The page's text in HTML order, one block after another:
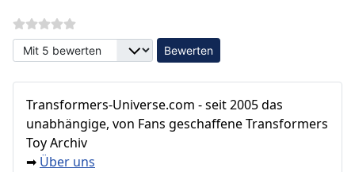
Bitte bewerten
Transformers‑Universe.com - seit 2005 das
unabhängige, von Fans geschaffene Transformers
Toy Archiv
➡ Über uns